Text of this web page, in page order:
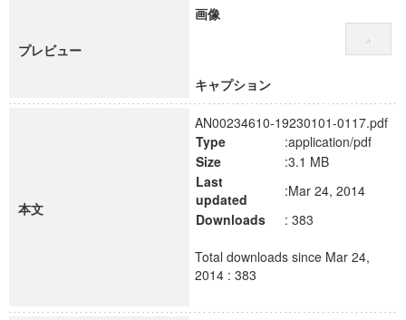
プレビュー
画像
キャプション
本文
AN00234610-19230101-0117.pdf
Type
:application/pdf
Size
:3.1 MB
Last
updated
:Mar 24, 2014
Downloads
: 383
Total downloads since Mar 24,
2014 : 383